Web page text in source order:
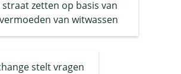
zetten op basis van
van witwassen
stelt vragen